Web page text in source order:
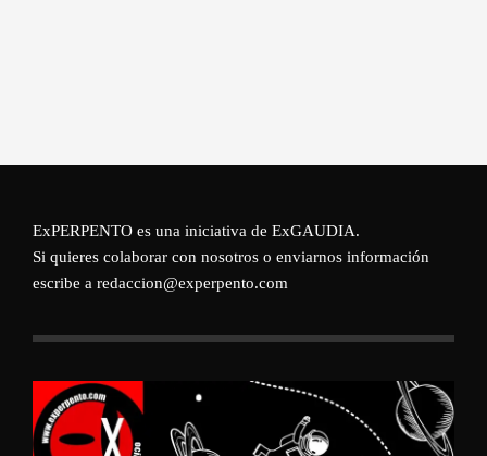
ExPERPENTO es una iniciativa de ExGAUDIA.
Si quieres colaborar con nosotros o enviarnos información
escribe a redaccion@experpento.com